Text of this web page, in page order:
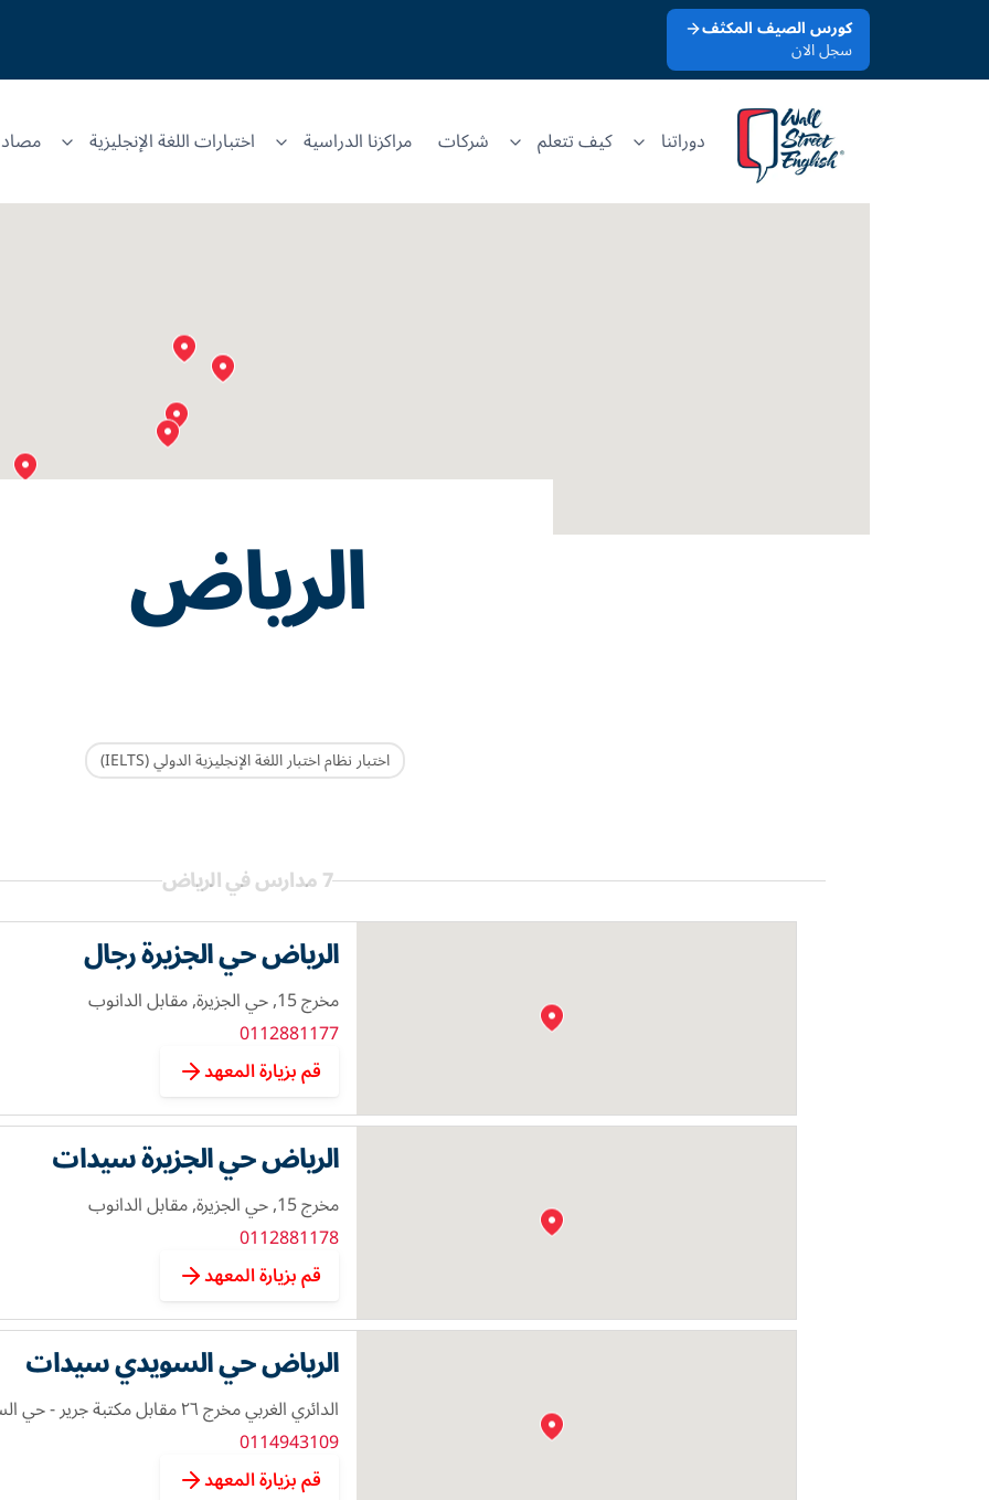
كورس الصيف المكثف
سجل الان
دوراتنا كيف تتعلم شركات مراكزنا الدراسية اختبارات اللغة الإنجليزية
الرياض
اختبار نظام اختبار اللغة الإنجليزية الدولي (IELTS)
7 مدارس في الرياض
الرياض حي الجزيرة رجال
مخرج 15, حي الجزيرة, مقابل الدانوب
0112881177
قم بزيارة المعهد
الرياض حي الجزيرة سيدات
مخرج 15, حي الجزيرة, مقابل الدانوب
0112881178
قم بزيارة المعهد
الرياض حي السويدي سيدات
الدائري الغربي مخرج ٢٦ مقابل مكتبة جرير - حي السويدي
0114943109
قم بزيارة المعهد